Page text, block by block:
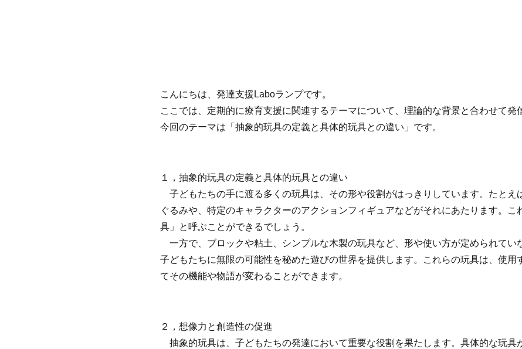
こんにちは、発達支援Laboランプです。
ここでは、定期的に療育支援に関連するテーマについて、理論的な背景と合わせて発
今回のテーマは「抽象的玩具の定義と具体的玩具との違い」です。
１，抽象的玩具の定義と具体的玩具との違い
子どもたちの手に渡る多くの玩具は、その形や役割がはっきりしています。たとえ
ぐるみや、特定のキャラクターのアクションフィギュアなどがそれにあたります。こ
具」と呼ぶことができるでしょう。
一方で、ブロックや粘土、シンプルな木製の玩具など、形や使い方が定められてい
子どもたちに無限の可能性を秘めた遊びの世界を提供します。これらの玩具は、使用
てその機能や物語が変わることができます。
２，想像力と創造性の促進
抽象的玩具は、子どもたちの発達において重要な役割を果たします。具体的な玩具